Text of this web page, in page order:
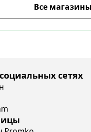
Все магазины
сетях